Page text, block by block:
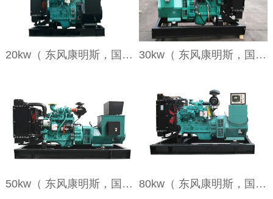
20kw（ 东风康明斯，国二，裸机） 30kw（ 东风康明斯，国二，裸机）
50kw（ 东风康明斯，国二，裸机） 80kw（ 东风康明斯，国二，裸机）